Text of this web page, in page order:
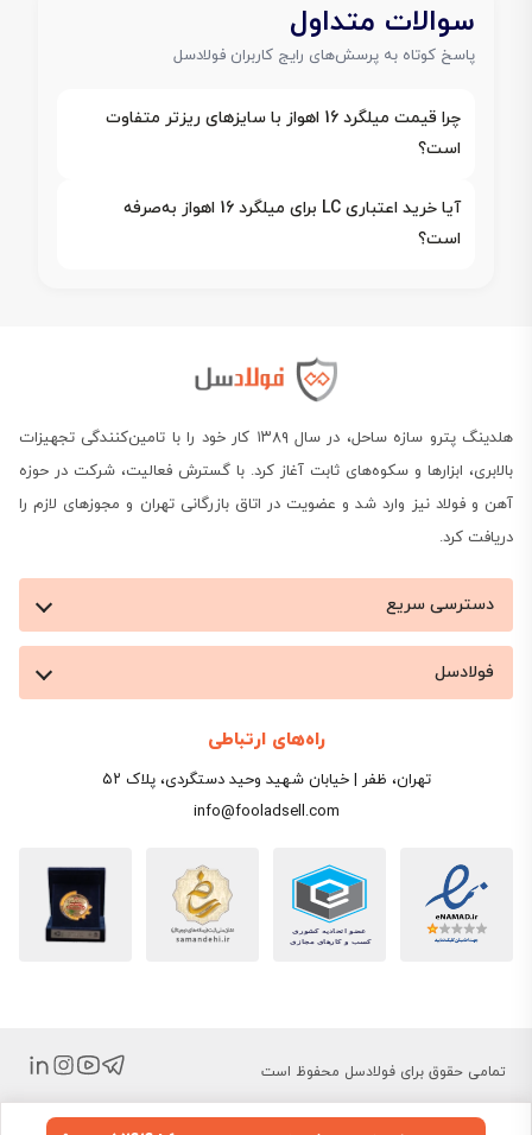
سوالات متداول
پاسخ کوتاه به پرسش‌های رایج کاربران فولادسل
چرا قیمت میلگرد 16 اهواز با سایزهای ریزتر متفاوت
است؟
آیا خرید اعتباری LC برای میلگرد 16 اهواز به‌صرفه
است؟
هلدینگ پترو سازه ساحل، در سال ۱۳۸۹ کار خود را با تامین‌کنندگی تجهیزات
بالابری، ابزارها و سکوه‌های ثابت آغاز کرد. با گسترش فعالیت، شرکت در حوزه
آهن و فولاد نیز وارد شد و عضویت در اتاق بازرگانی تهران و مجوزهای لازم را
دریافت کرد.
دسترسی سریع
فولادسل
راه‌های ارتباطی
تهران، ظفر | خیابان شهید وحید دستگردی، پلاک ۵۲
info@fooladsell.com
تمامی حقوق برای فولادسل محفوظ است